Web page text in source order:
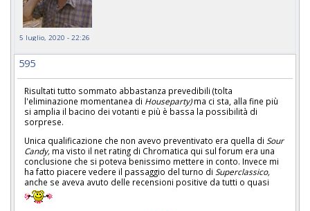
5 luglio, 2020 - 22:26
595
Risultati tutto sommato abbastanza prevedibili (tolta
l'eliminazione momentanea di Houseparty)ma ci sta, alla fine più
si amplia il bacino dei votanti e più è bassa la possibilità di
sorprese.
Unica qualificazione che non avevo preventivato era quella di Sour
Candy, ma visto il net rating di Chromatica qui sul forum era una
conclusione che si poteva benissimo mettere in conto. Invece mi
ha fatto piacere vedere il passaggio del turno di Superclassico,
anche se aveva avuto delle recensioni positive da tutti o quasi